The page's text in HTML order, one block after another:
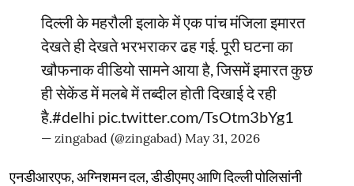
दिल्ली के महरौली इलाके में एक पांच मंजिला इमारत
देखते ही देखते भरभराकर ढह गई. पूरी घटना का
खौफनाक वीडियो सामने आया है, जिसमें इमारत कुछ
ही सेकेंड में मलबे में तब्दील होती दिखाई दे रही
है.#delhi pic.twitter.com/TsOtm3bYg1
— zingabad (@zingabad) May 31, 2026
एनडीआरएफ, अग्निशमन दल, डीडीएमए आणि दिल्ली पोलिसांनी